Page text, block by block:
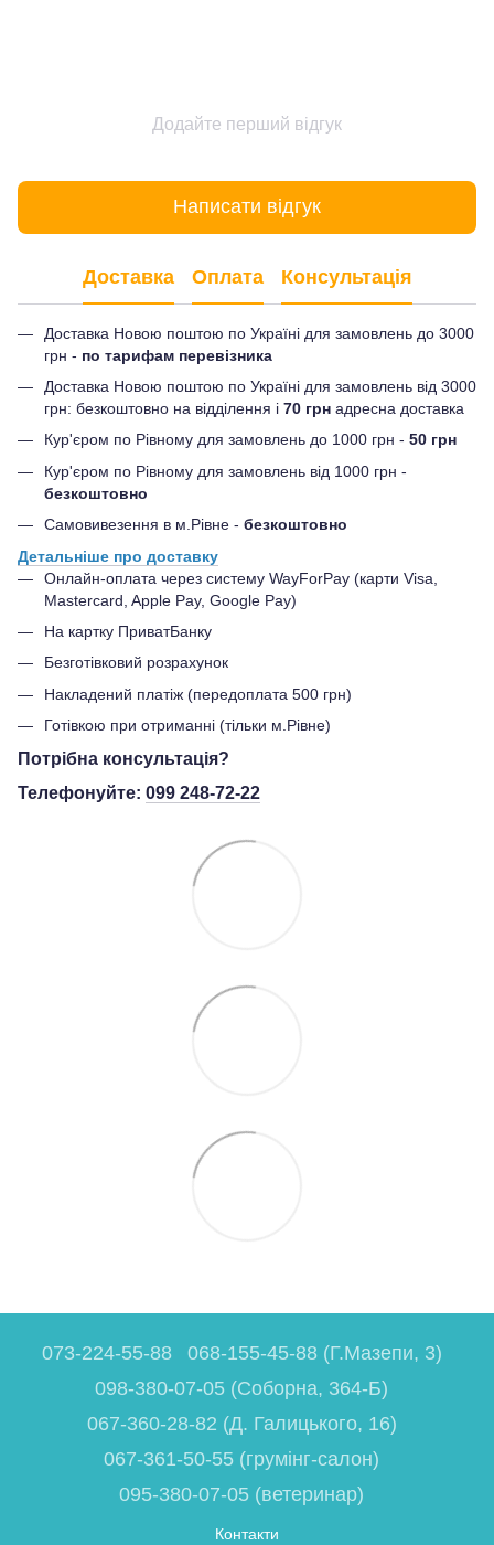
Додайте перший відгук
Написати відгук
Доставка Оплата Консультація
Доставка Новою поштою по Україні для замовлень до 3000
грн - по тарифам перевізника
Доставка Новою поштою по Україні для замовлень від 3000
грн: безкоштовно на відділення і 70 грн адресна доставка
Кур'єром по Рівному для замовлень до 1000 грн - 50 грн
Кур'єром по Рівному для замовлень від 1000 грн -
безкоштовно
Самовивезення в м.Рівне - безкоштовно
Детальніше про доставку
Онлайн-оплата через систему WayForPay (карти Visa,
Mastercard, Apple Pay, Google Pay)
На картку ПриватБанку
Безготівковий розрахунок
Накладений платіж (передоплата 500 грн)
Готівкою при отриманні (тільки м.Рівне)
Потрібна консультація?
Телефонуйте: 099 248-72-22
073-224-55-88
068-155-45-88 (Г.Мазепи, 3)
098-380-07-05 (Соборна, 364-Б)
067-360-28-82 (Д. Галицького, 16)
067-361-50-55 (грумінг-салон)
095-380-07-05 (ветеринар)
Контакти